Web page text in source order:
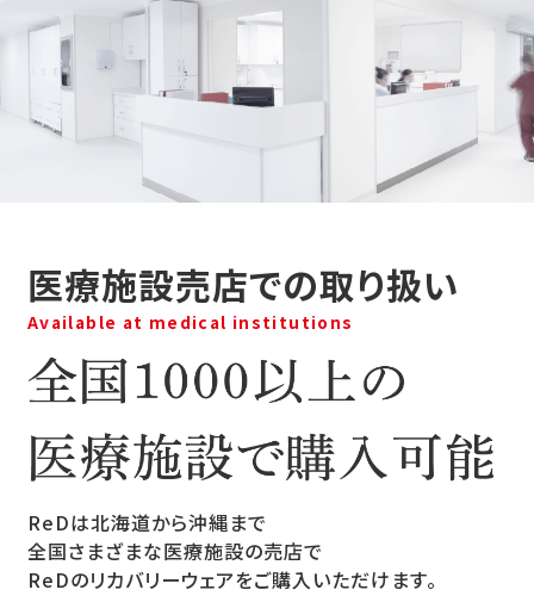
医療施設売店での取り扱い
Available at medical institutions
ReDは北海道から沖縄まで
全国さまざまな医療施設の売店で
ReDのリカバリーウェアをご購入いただけます。